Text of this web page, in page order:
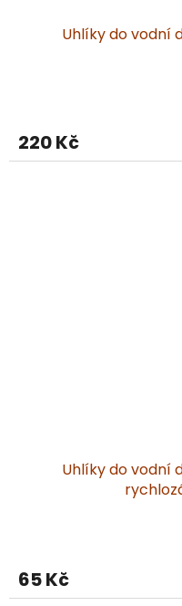
Uhlíky do vodní
220 Kč
Uhlíky do vodní
65 Kč